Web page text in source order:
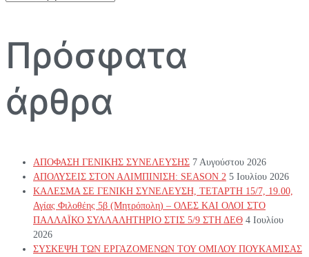
Πρόσφατα
άρθρα
ΑΠΟΦΑΣΗ ΓΕΝΙΚΗΣ ΣΥΝΕΛΕΥΣΗΣ 7 Αυγούστου 2026
ΑΠΟΛΥΣΕΙΣ ΣΤΟΝ ΑΛΙΜΠΙΝΙΣΗ: SEASON 2 5 Ιουλίου 2026
ΚΑΛΕΣΜΑ ΣΕ ΓΕΝΙΚΗ ΣΥΝΕΛΕΥΣΗ, ΤΕΤΑΡΤΗ 15/7, 19.00,
Αγίας Φιλοθέης 5β (Μητρόπολη) – ΟΛΕΣ ΚΑΙ ΟΛΟΙ ΣΤΟ
ΠΑΛΛΑΪΚΟ ΣΥΛΛΑΛΗΤΗΡΙΟ ΣΤΙΣ 5/9 ΣΤΗ ΔΕΘ 4 Ιουλίου
2026
ΣΥΣΚΕΨΗ ΤΩΝ ΕΡΓΑΖΟΜΕΝΩΝ ΤΟΥ ΟΜΙΛΟΥ ΠΟΥΚΑΜΙΣΑΣ